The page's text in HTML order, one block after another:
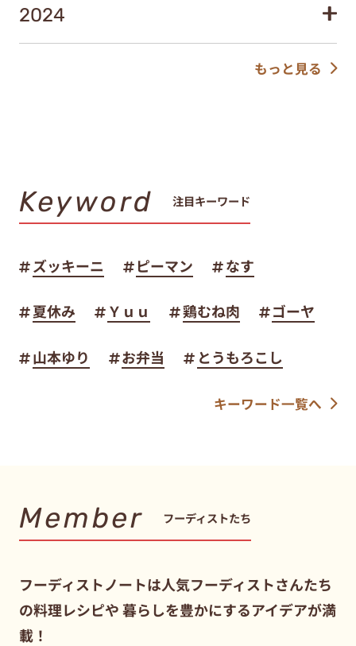
2024
もっと見る
Keyword 注目キーワード
ズッキーニ ピーマン なす
夏休み Ｙｕｕ 鶏むね肉 ゴーヤ
山本ゆり お弁当 とうもろこし
キーワード一覧へ
Member フーディストたち
フーディストノートは人気フーディストさんたち
の料理レシピや暮らしを豊かにするアイデアが満
載！